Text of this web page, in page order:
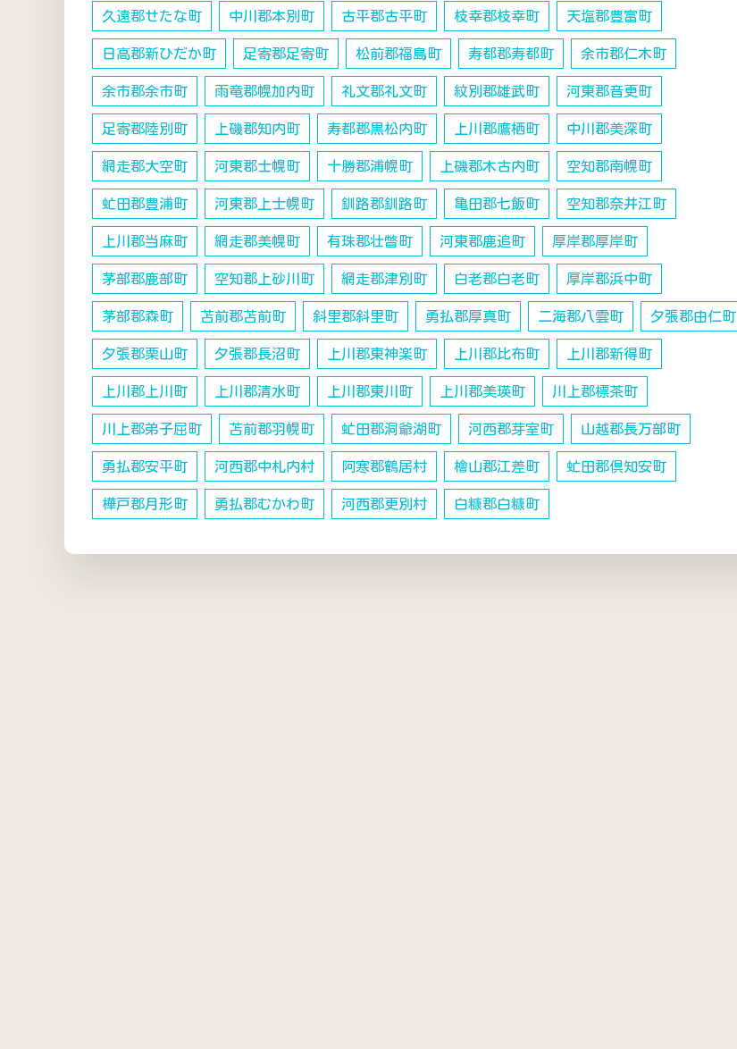
久遠郡せたな町 中川郡本別町 古平郡古平町 枝幸郡枝幸町 天塩郡豊富町
日高郡新ひだか町 足寄郡足寄町 松前郡福島町 寿都郡寿都町 余市郡仁木町
余市郡余市町 雨竜郡幌加内町 礼文郡礼文町 紋別郡雄武町 河東郡音更町
足寄郡陸別町 上磯郡知内町 寿都郡黒松内町 上川郡鷹栖町 中川郡美深町
網走郡大空町 河東郡士幌町 十勝郡浦幌町 上磯郡木古内町 空知郡南幌町
虻田郡豊浦町 河東郡上士幌町 釧路郡釧路町 亀田郡七飯町 空知郡奈井江町
上川郡当麻町 網走郡美幌町 有珠郡壮瞥町 河東郡鹿追町 厚岸郡厚岸町
茅部郡鹿部町 空知郡上砂川町 網走郡津別町 白老郡白老町 厚岸郡浜中町
茅部郡森町 苫前郡苫前町 斜里郡斜里町 勇払郡厚真町 二海郡八雲町 夕張郡由仁町
夕張郡栗山町 夕張郡長沼町 上川郡東神楽町 上川郡比布町 上川郡新得町
上川郡上川町 上川郡清水町 上川郡東川町 上川郡美瑛町 川上郡標茶町
川上郡弟子屈町 苫前郡羽幌町 虻田郡洞爺湖町 河西郡芽室町 山越郡長万部町
勇払郡安平町 河西郡中札内村 阿寒郡鶴居村 檜山郡江差町 虻田郡倶知安町
樺戸郡月形町 勇払郡むかわ町 河西郡更別村 白糠郡白糠町